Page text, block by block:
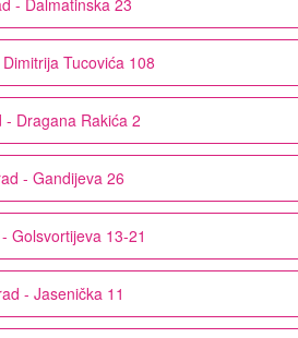
Tucovića 108
- Dragana Rakića 2
- Gandijeva 26
Golsvortijeva 13-21
- Jasenička 11